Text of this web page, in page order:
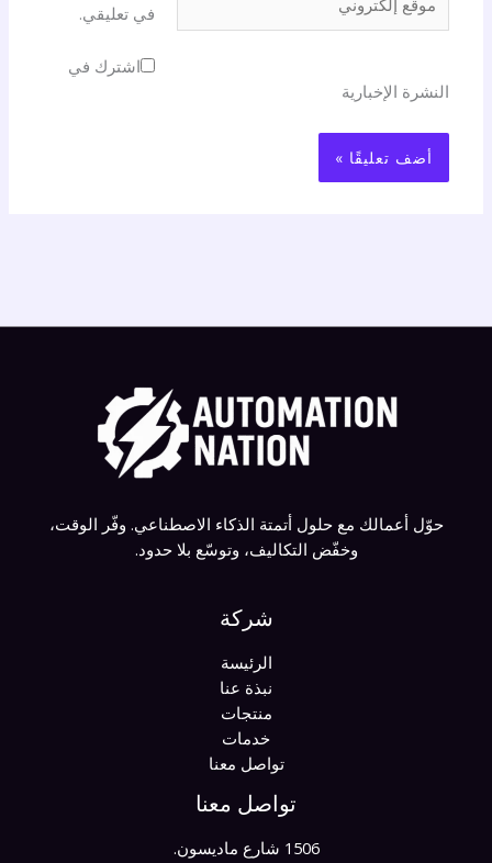
إلكتروني
في تعليقي.
اشترك في
النشرة الإخبارية
حوّل أعمالك مع حلول أتمتة الذكاء الاصطناعي. وفّر الوقت،
وخفّض التكاليف، وتوسّع بلا حدود.
شركة
الرئيسة
نبذة عنا
منتجات
خدمات
تواصل معنا
تواصل معنا
1506 شارع ماديسون.